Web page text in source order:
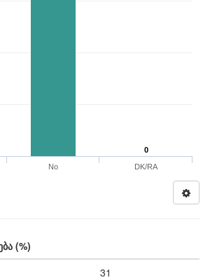
0
No DK/RA
(%)
31